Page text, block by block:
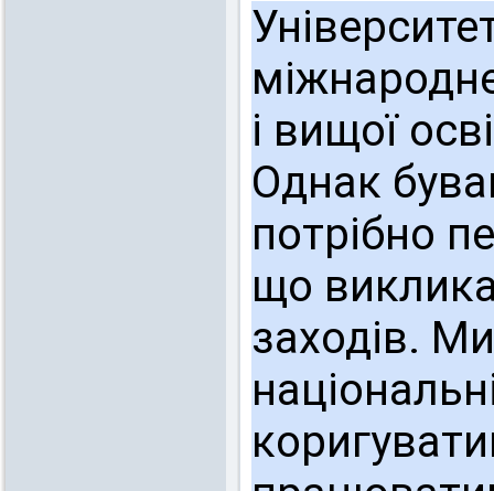
і вищої
Однак
потрібно
що
заходів.